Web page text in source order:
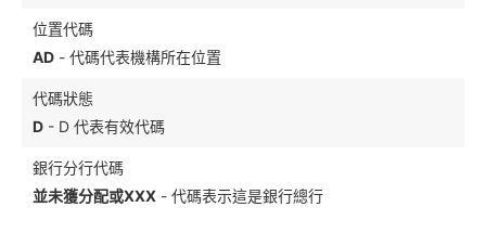
位置代碼
AD - 代碼代表機構所在位置
代碼狀態
D - D 代表有效代碼
銀行分行代碼
並未獲分配或XXX - 代碼表示這是銀行總行